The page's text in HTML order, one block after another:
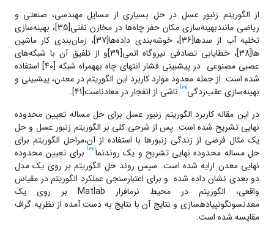
از الگوریتم زنبور عسل در حل بسیاری از مسایل مهندسی، صنعتی و
ریاضی مانندبهینه‌سازی مکان حفر­ چاه­‌ها در مخازن نفتی[35]، بهینه‌سازی
تخلیه‌ آب از سد‌ها[36]، خوشه‌بندی داده‌‌ها[37]، زمان‌بندی کار ماشین­‌
ها[38]، خطایابی تصادفی نیروگاه اتمی[39]و از تلفیق آن با شبکه­‌های
عصبی مصنوعی در پیش­بینی فشار انتهای چاه بههمراه شبکه [40] استفاده
شده است. از جمله معدود موارد کاربرد این الگوریتم در معدن، پیش­بینی و
بهینه‌سازی عقب‌زدگی[31]
ناشی از انفجار در معادناست[41].
در این مقاله کاربرد الگوریتم زنبور عسل برای حل مساله‌ تعیین محدوده‌
نهایی تشریح شده است. پس از شرحی کلی بر الگوریتم زنبور عسل و حل
یک مثال فرضی از زندگی زنبورها با استفاده از آن،مراحل الگوریتم برای
حل مساله‌ محدوده‌ نهایی تشریح و یک روندنما[32]
برای تعیین محدوده‌
نهایی معدن ارایه شده است. سپس روند حل الگوریتم بر روی یک مدل
دو بعدی نشان داده شده و برای اعتبار­سنجی عملکرد الگوریتم در مقیاس
واقعی، الگوریتم در محیط نرم­افزار Matlab بر روی یک
معدنسونگونپیاده­سازی و نتایج آن با نتایج به دست آمده از نظریه‌ گراف
مقایسه شده است.